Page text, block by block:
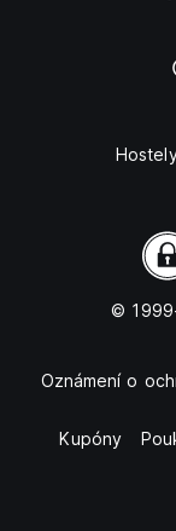
©
Oznámení o
Kupóny